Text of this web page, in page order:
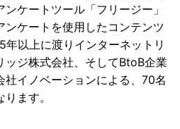
ケートツール「フリージー」
ンケートを使用したコンテンツ
年以上に渡りインターネットリ
ッジ株式会社、そしてBtoB企業
イノベーションによる、70名
ます。